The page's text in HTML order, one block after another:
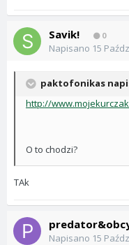
Savik! 0
Napisano 15
paktofonikas
http://
O to chodzi?
TAk
Napisano 15